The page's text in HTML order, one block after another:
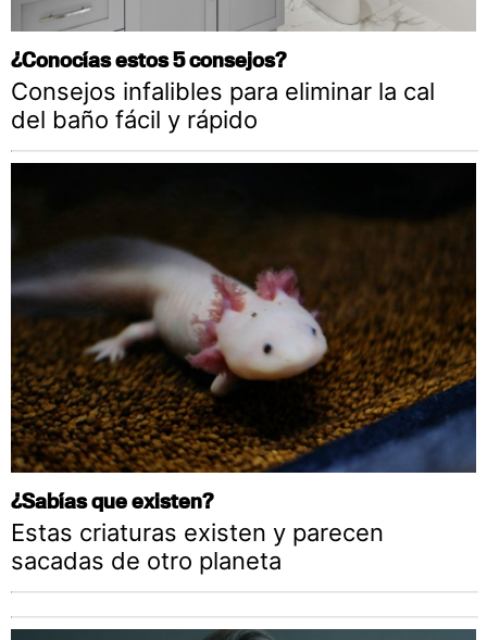
¿Conocías estos 5 consejos?
Consejos infalibles para eliminar la cal
del baño fácil y rápido
¿Sabías que existen?
Estas criaturas existen y parecen
sacadas de otro planeta